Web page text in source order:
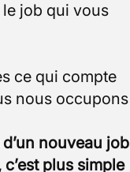
job qui vous
ce qui compte
nous occupons
nouveau job
plus simple